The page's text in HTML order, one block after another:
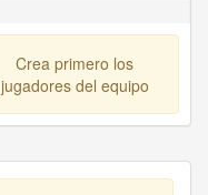
Crea primero los
jugadores del equipo